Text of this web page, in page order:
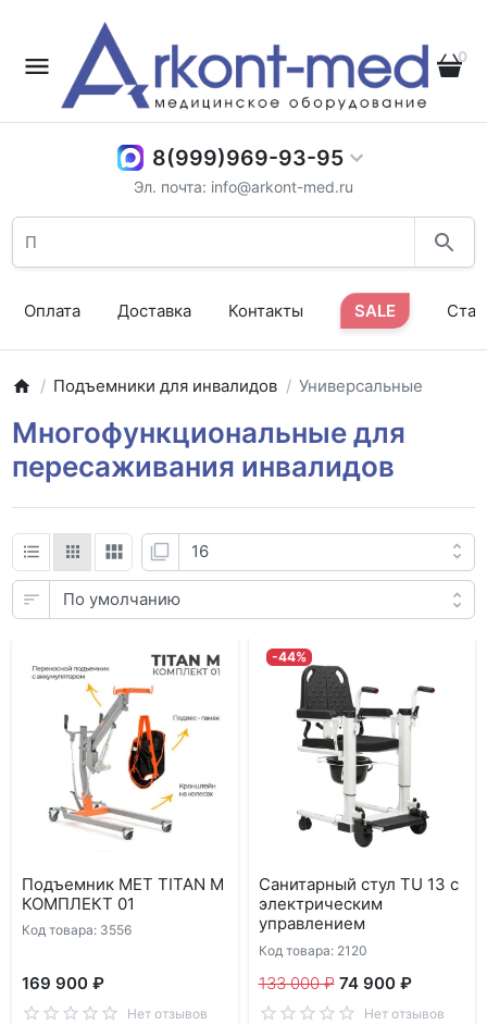
0
8(999)969-93-95
Эл. почта: info@arkont-med.ru
Оплата Доставка Контакты SALE
Подъемники для инвалидов Универсальные
Многофункциональные для
пересаживания инвалидов
Подъемник MET TITAN M
КОМПЛЕКТ 01
Код товара: 3556
169 900 ₽
Нет отзывов
-44%
Санитарный стул TU 13 с
электрическим
управлением
Код товара: 2120
133 000 ₽ 74 900 ₽
Нет отзывов